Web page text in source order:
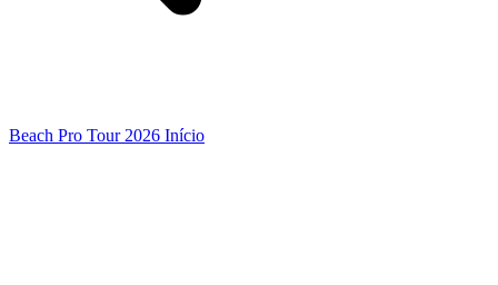
Beach Pro Tour 2026 Início